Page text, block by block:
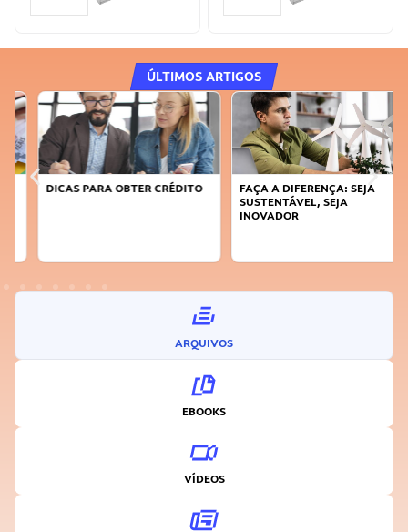
ÚLTIMOS ARTIGOS
DICAS PARA OBTER CRÉDITO
FAÇA A DIFERENÇA: SEJA
SUSTENTÁVEL, SEJA
INOVADOR
ARQUIVOS
EBOOKS
VÍDEOS